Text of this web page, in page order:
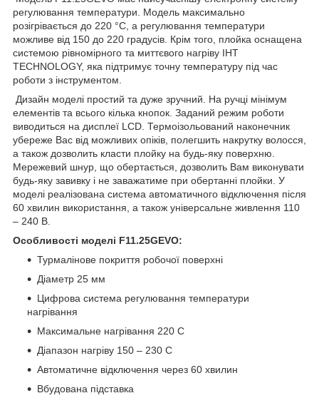
регулювання температури. Модель максимально
розігрівається до 220 °C, а регулювання температури
можливе від 150 до 220 градусів. Крім того, плойка оснащена
системою рівномірного та миттєвого нагріву IHT
TECHNOLOGY, яка підтримує точну температуру під час
роботи з інструментом.
Дизайн моделі простий та дуже зручний. На ручці мінімум
елементів та всього кілька кнопок. Заданий режим роботи
виводиться на дисплеї LCD. Термоізольований наконечник
убереже Вас від можливих опіків, полегшить накрутку волосся,
а також дозволить класти плойку на будь-яку поверхню.
Мережевий шнур, що обертається, дозволить Вам виконувати
будь-яку завивку і не заважатиме при обертанні плойки. У
моделі реалізована система автоматичного відключення після
60 хвилин використання, а також універсальне живлення 110
– 240 В.
Особливості моделі F11.25GEVO:
Турмалінове покриття робочої поверхні
Діаметр 25 мм
Цифрова система регулювання температури
нагрівання
Максимальне нагрівання 220 C
Діапазон нагріву 150 – 230 C
Автоматичне відключення через 60 хвилин
Вбудована підставка